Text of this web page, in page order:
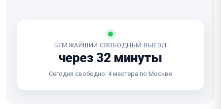
БЛИЖАЙШИЙ СВОБОДНЫЙ ВЫЕЗД
через 32 минуты
Сегодня свободно: 4 мастера по Москве